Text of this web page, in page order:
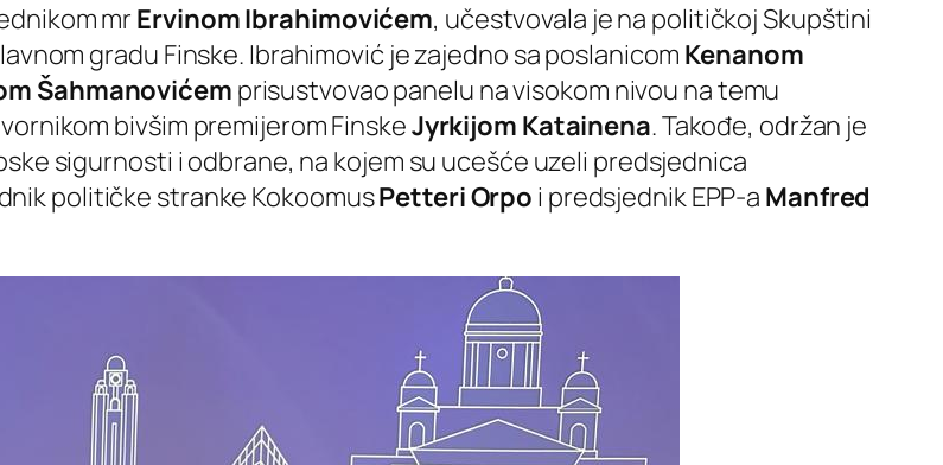
mr Ervinom Ibrahimovićem, učestvovala je na političkoj Skupštini
gradu Finske. Ibrahimović je zajedno sa poslanicom Kenanom
Šahmanovićemprisustvovao panelu na visokom nivou na temu
bivšim premijerom FinskeJyrkijom Katainena. Takođe, održan je
sigurnosti i odbrane, na kojem su ucešće uzeli predsjednica
političke stranke KokoomusPetteri Orpo i predsjednik EPP-a Manfred